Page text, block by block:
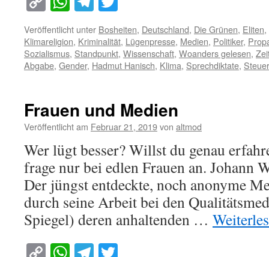
Link
Veröffentlicht unter Bosheiten, Deutschland, Die Grünen, Eliten,
Klimareligion, Kriminalität, Lügenpresse, Medien, Politiker,
Sozialismus, Standpunkt, Wissenschaft, Woanders gelesen,
Abgabe, Gender, Hadmut Hanisch, Klima, Sprechdiktate,
Frauen und Medien
Veröffentlicht am Februar 21, 2019von altmod
Wer lügt besser? Willst du genau
frage nur bei edlen Frauen an. Johann
Der jüngst entdeckte, noch anonyme
durch seine Arbeit bei den
Spiegel) deren anhaltenden …